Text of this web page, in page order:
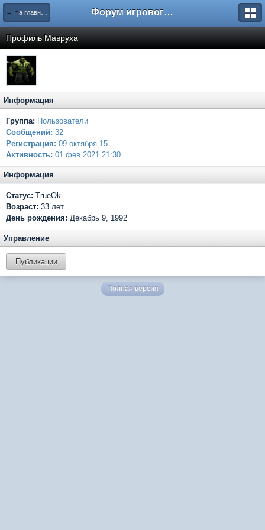
← На главную Форум игрового проекта Riverrise
Профиль Мавруха
Информация
Группа: Пользователи
Сообщений: 32
Регистрация: 09-октября 15
Активность: 01 фев 2021 21:30
Информация
Статус: TrueOk
Возраст: 33 лет
День рождения: Декабрь 9, 1992
Управление
Публикации
Полная версия